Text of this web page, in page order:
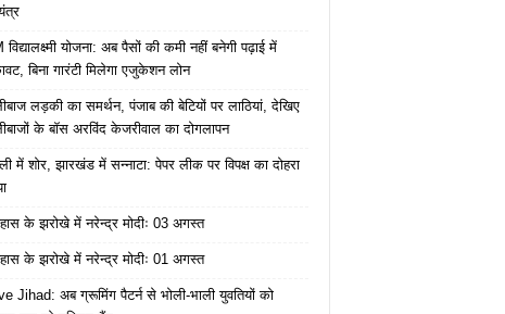
विद्यालक्ष्मी योजना: अब पैसों की कमी नहीं बनेगी पढ़ाई में
बिना गारंटी मिलेगा एजुकेशन लोन
लड़की का समर्थन, पंजाब की बेटियों पर लाठियां, देखिए
के बॉस अरविंद केजरीवाल का दोगलापन
में शोर, झारखंड में सन्नाटा: पेपर लीक पर विपक्ष का दोहरा
के झरोखे में नरेन्द्र मोदीः 03 अगस्त
के झरोखे में नरेन्द्र मोदीः 01 अगस्त
Jihad: अब ग्रूमिंग पैटर्न से भोली-भाली युवतियों को